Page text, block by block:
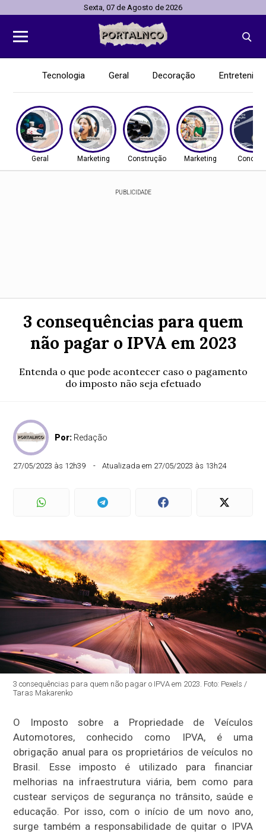
Sexta, 07 de Agosto de 2026
Tecnologia Geral Decoração
Geral Marketing Construção Marketing
PUBLICIDADE
3 consequências para quem
não pagar o IPVA em 2023
Entenda o que pode acontecer caso o pagamento
do imposto não seja efetuado
Por: Redação
27/05/2023 às 12h39 Atualizada em 27/05/2023 às 13h24
3 consequências para quem não pagar o IPVA em 2023. Foto: Pexels /
Taras Makarenko
O Imposto sobre a Propriedade de Veículos
Automotores, conhecido como IPVA, é uma
obrigação anual para os proprietários de veículos no
Brasil. Esse imposto é utilizado para financiar
melhorias na infraestrutura viária, bem como para
custear serviços de segurança no trânsito, saúde e
educação. Por isso, com o início de um novo ano,
surge também a responsabilidade de quitar o IPVA